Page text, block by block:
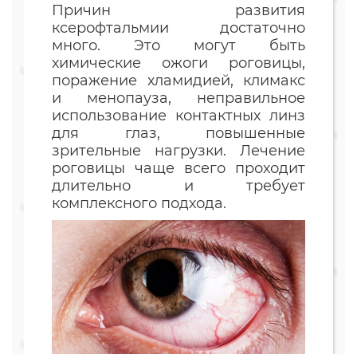
Причин развития
ксерофтальмии достаточно
много. Это могут быть
химические ожоги роговицы,
поражение хламидией, климакс
и менопауза, неправильное
использование контактных линз
для глаз, повышенные
зрительные нагрузки. Лечение
роговицы чаще всего проходит
длительно и требует
комплексного подхода.